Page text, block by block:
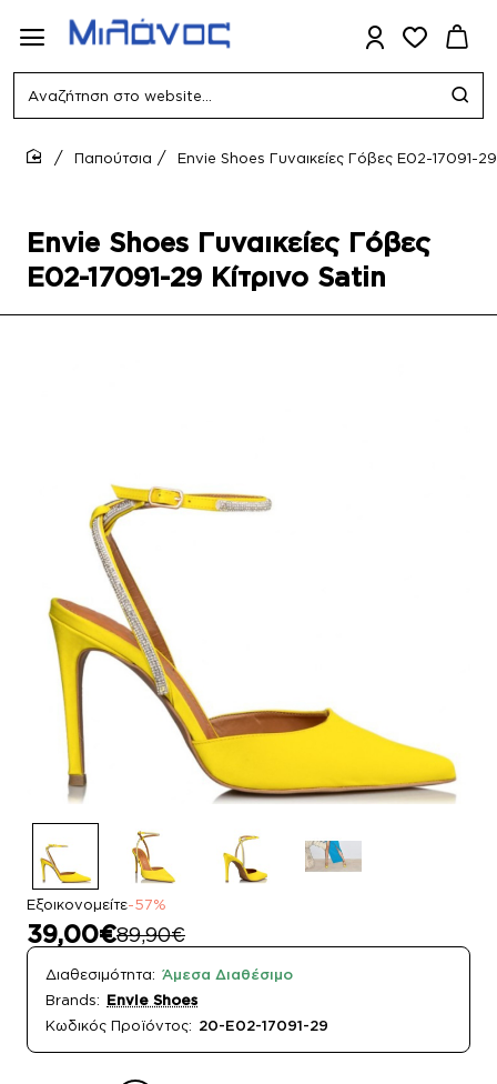
Αναζήτηση
website...
Envie Shoes Γυναικείες Γόβες
E02-17091-29 Κίτρινο Satin
Παπούτσια Envie Shoes Γυναικείες Γόβες E02-17091-
Εξοικονομείτε-57%
39,00€89,90€
Διαθεσιμότητα: Άμεσα Διαθέσιμο
Brands: Envie Shoes
Κωδικός Προϊόντος: 20-E02-17091-29